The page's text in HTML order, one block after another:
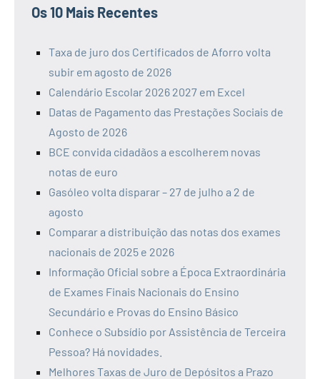
Os 10 Mais Recentes
Taxa de juro dos Certificados de Aforro volta
subir em agosto de 2026
Calendário Escolar 2026 2027 em Excel
Datas de Pagamento das Prestações Sociais de
Agosto de 2026
BCE convida cidadãos a escolherem novas
notas de euro
Gasóleo volta disparar – 27 de julho a 2 de
agosto
Comparar a distribuição das notas dos exames
nacionais de 2025 e 2026
Informação Oficial sobre a Época Extraordinária
de Exames Finais Nacionais do Ensino
Secundário e Provas do Ensino Básico
Conhece o Subsídio por Assistência de Terceira
Pessoa? Há novidades.
Melhores Taxas de Juro de Depósitos a Prazo